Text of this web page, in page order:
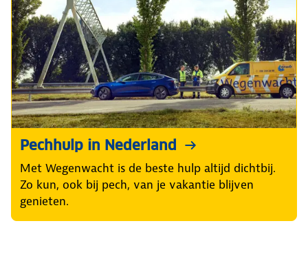
Pechhulp in Nederland
Met Wegenwacht is de beste hulp altijd dichtbij.
Zo kun, ook bij pech, van je vakantie blijven
genieten.